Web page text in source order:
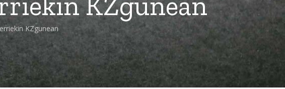
KZgunean